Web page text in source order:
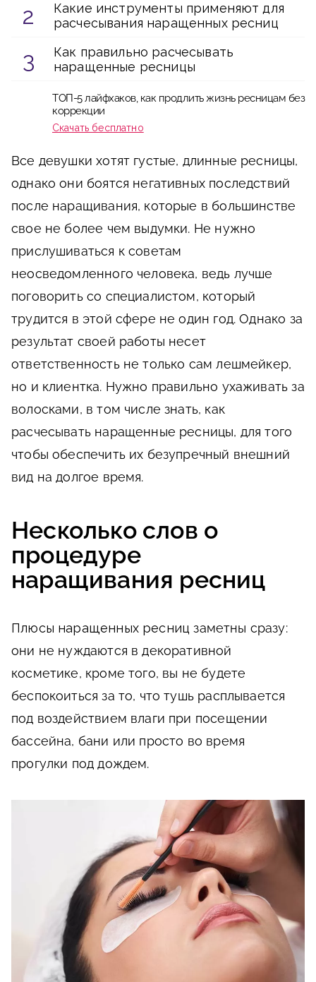
Какие инструменты применяют для
расчесывания наращенных ресниц
Как правильно расчесывать
наращенные ресницы
ТОП-5 лайфхаков, как продлить жизнь ресницам без
коррекции
Скачать бесплатно
Все девушки хотят густые, длинные ресницы,
однако они боятся негативных последствий
после наращивания, которые в большинстве
свое не более чем выдумки. Не нужно
прислушиваться к советам
неосведомленного человека, ведь лучше
поговорить со специалистом, который
трудится в этой сфере не один год. Однако за
результат своей работы несет
ответственность не только сам лешмейкер,
но и клиентка. Нужно правильно ухаживать за
волосками, в том числе знать, как
расчесывать наращенные ресницы, для того
чтобы обеспечить их безупречный внешний
вид на долгое время.
Несколько слов о
процедуре
наращивания ресниц
Плюсы наращенных ресниц заметны сразу:
они не нуждаются в декоративной
косметике, кроме того, вы не будете
беспокоиться за то, что тушь расплывается
под воздействием влаги при посещении
бассейна, бани или просто во время
прогулки под дождем.